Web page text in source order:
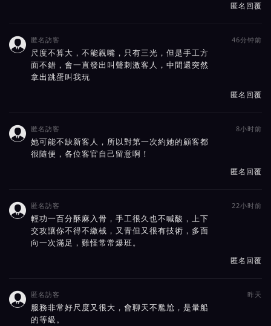
匿名回覆
 匿名訪客 46分钟前
尺度不算大，不能親嘴，只有三光，但是手工方
面不錯，會一直發出叫聲刺激客人，中間還突然
拿出跳蛋叫我玩
匿名回覆
 匿名訪客 8小时前
她可能不缺新客人，所以對第一次約她的顧客都
很隨便，各位客官自己留意啊！
匿名回覆
 匿名訪客 22小时前
輕功一百分酥麻入骨，手工很久也不喊酸，上下
交攻讓你不得不繳械，又青但又很有技術，多面
向一次滿足，難怪常常爆班。
匿名回覆
 匿名訪客 昨天
服務非常好尺度又很大，會聊天不尷尬，是暈船
的等級。